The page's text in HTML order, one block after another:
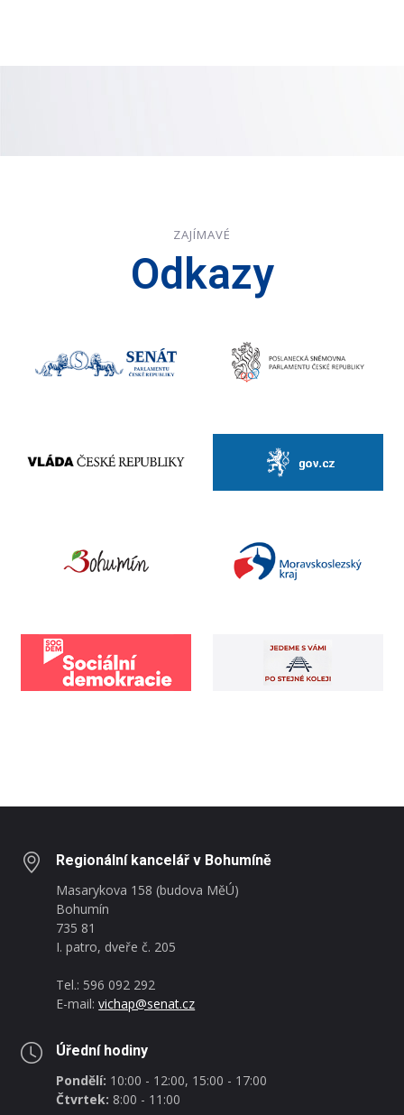
ZAJÍMAVÉ
Odkazy
Regionální kancelář v Bohumíně
Masarykova 158 (budova MěÚ)
Bohumín
735 81
I. patro, dveře č. 205
Tel.: 596 092 292
E-mail:vichap@senat.cz
Úřední hodiny
Pondělí: 10:00 - 12:00, 15:00 - 17:00
Čtvrtek: 8:00 - 11:00